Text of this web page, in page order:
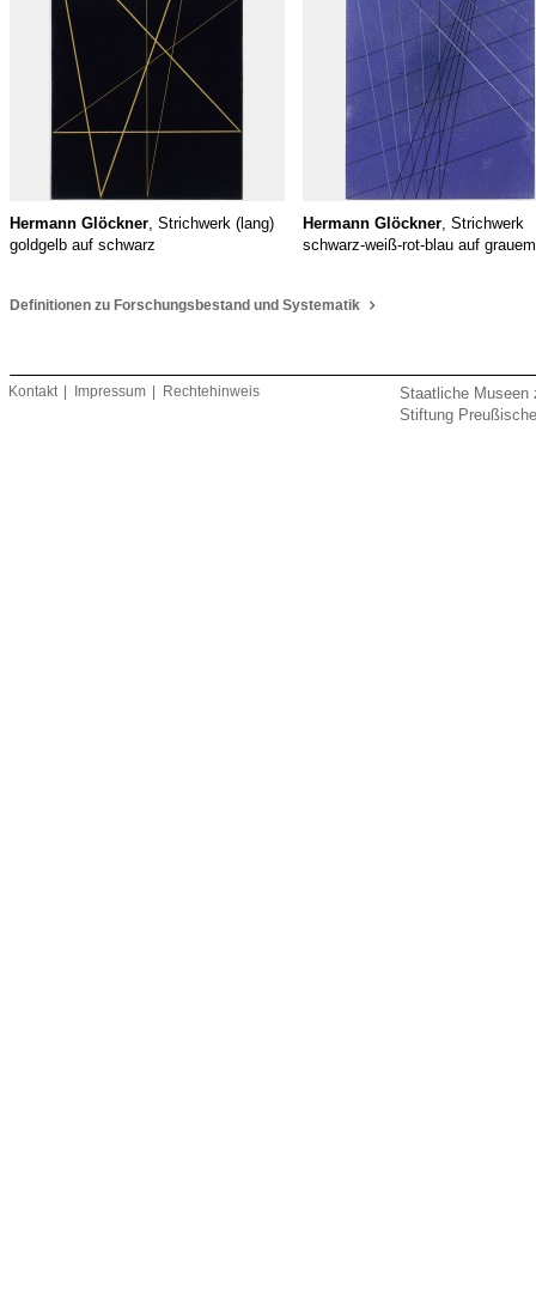
Hermann Glöckner , Strichwerk (lang)
goldgelb auf schwarz
Hermann Glöckner, Strichwerk
schwarz-weiß-rot-blau auf
Definitionen zu Forschungsbestand und Systematik
Kontakt Impressum Rechtehinweis
Staatliche
Stiftung